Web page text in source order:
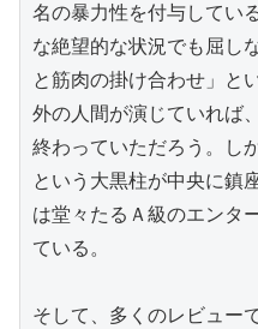
名の暴力性を付与してい
な絶望的な状況でも屈し
と筋肉の掛け合わせ」と
外の人間が演じていれば
終わっていただろう。し
という大黒柱が中央に鎮
は堂々たるＡ級のエンタ
ている。
そして、多くのレビュー